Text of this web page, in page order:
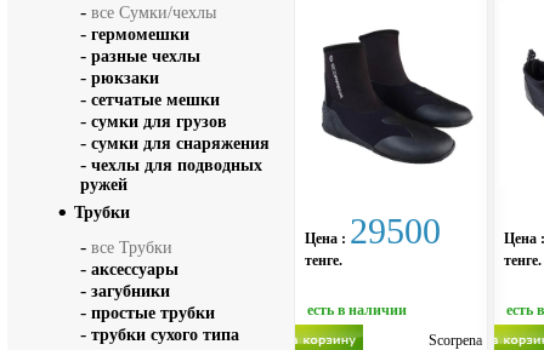
Цена : 29500
тенге.
есть в наличии
Scorpena
Цена
тенге.
есть
- все Сумки/чехлы
- гермомешки
- разные чехлы
- рюкзаки
- сетчатые мешки
- сумки для грузов
- сумки для снаряжения
- чехлы для подводных
ружей
Трубки
- все Трубки
- аксессуары
- загубники
- простые трубки
- трубки сухого типа